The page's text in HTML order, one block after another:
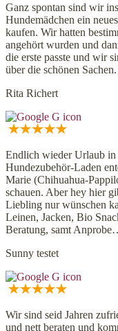
Ganz spontan sind wir
Hundemädchen ein
kaufen. Wir hatten
angehört wurden und
die erste passte und wir
über die schönen
Rita Richert
Endlich wieder Urlaub in
Hundezubehör-Laden
Marie (Chihuahua-
schauen. Aber hey hier
Liebling nur wünschen
Leinen, Jacken, Bio
Beratung, samt
Sunny testet
Wir sind seid Jahren
und nett beraten und